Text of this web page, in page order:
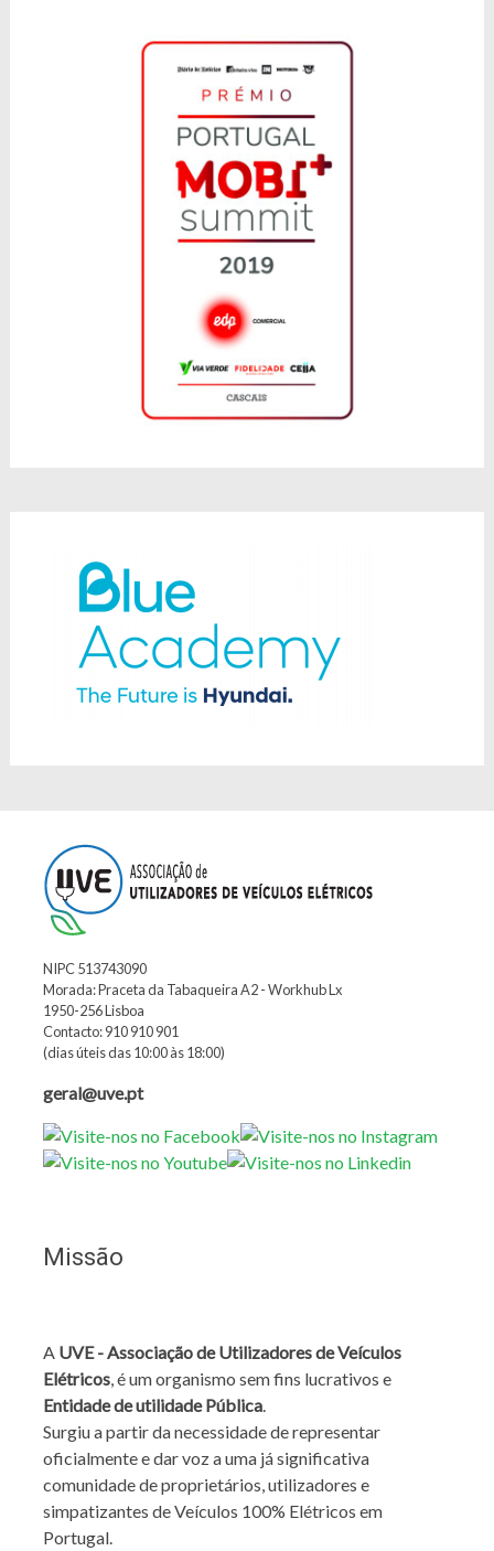
NIPC 513743090
Morada: Praceta da Tabaqueira A2 - Workhub Lx
1950-256 Lisboa
Contacto: 910 910 901
(dias úteis das 10:00 às 18:00)
geral@uve.pt
Missão
A UVE - Associação de Utilizadores de Veículos
Elétricos, é um organismo sem fins lucrativos e
Entidade de utilidade Pública.
Surgiu a partir da necessidade de representar
oficialmente e dar voz a uma já significativa
comunidade de proprietários, utilizadores e
simpatizantes de Veículos 100% Elétricos em
Portugal.